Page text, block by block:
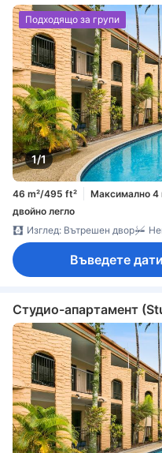
1/1
Подходящо за групи
46 m²/495 ft² Максимално 4
двойно легло
Изглед: Вътрешен двор
Въведете
Студиo-апартамент